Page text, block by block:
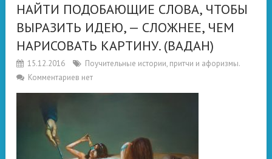
НАЙТИ ПОДОБАЮЩИЕ СЛОВА, ЧТОБЫ
ВЫРАЗИТЬ ИДЕЮ, — СЛОЖНЕЕ, ЧЕМ
НАРИСОВАТЬ КАРТИНУ. (ВАДАН)
15.12.2016
Поучительные истории, притчи и афоризмы.
Комментариев нет